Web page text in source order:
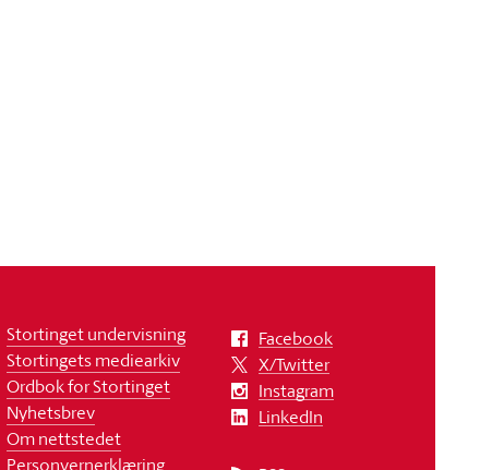
Stortinget undervisning
Stortingets mediearkiv
Ordbok for Stortinget
Nyhetsbrev
Om nettstedet
Personvernerklæring
Facebook
X/Twitter
Instagram
LinkedIn